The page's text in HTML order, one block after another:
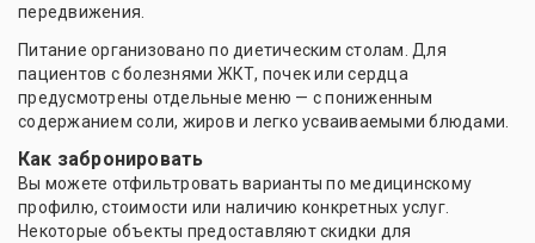
передвижения.
Питание организовано по диетическим столам. Для
пациентов с болезнями ЖКТ, почек или сердца
предусмотрены отдельные меню — с пониженным
содержанием соли, жиров и легко усваиваемыми блюдами.
Как забронировать
Вы можете отфильтровать варианты по медицинскому
профилю, стоимости или наличию конкретных услуг.
Некоторые объекты предоставляют скидки для